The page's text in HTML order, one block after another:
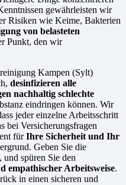
gewährleisten wir
Risiken wie Keime, Bakterien
von belasteten
Punkt, den wir
Kampen (Sylt)
desinfizieren alle
nachhaltig schlechte
eindringen können. Wir
jeder einzelne Arbeitsschritt
bei Versicherungsfragen
fürIhre Sicherheit und Ihr
Geben Sie die
spüren Sie den
empathischer Arbeitsweise.
in einen sicheren und